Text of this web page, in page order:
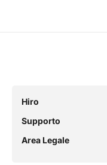
Hiro
Supporto
Area Legale